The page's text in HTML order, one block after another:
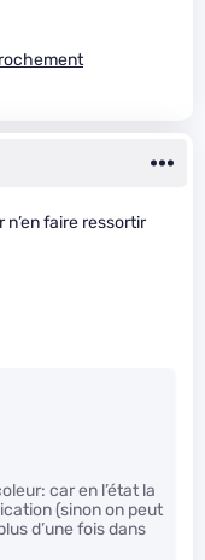
n’en faire ressortir
car en l’état la
(sinon on peut
d’une fois dans